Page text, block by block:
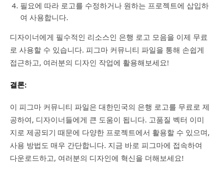
필요에 따라 로고를 수정하거나 원하는 프로젝트에 삽입하
여 사용합니다.
디자이너에게 필수적인 리소스인 은행 로고 모음을 이제 무료
로 사용할 수 있습니다. 피그마 커뮤니티 파일을 통해 손쉽게
접근하고, 여러분의 디자인 작업에 활용해보세요!
결론:
이 피그마 커뮤니티 파일은 대한민국의 은행 로고를 무료로 제
공하여, 디자이너들에게 큰 도움이 됩니다. 고품질 벡터 이미
지로 제공되기 때문에 다양한 프로젝트에서 활용할 수 있으며,
사용 방법도 매우 간단합니다. 지금 바로 피그마에 접속하여
다운로드하고, 여러분의 디자인에 혁신을 더해보세요!